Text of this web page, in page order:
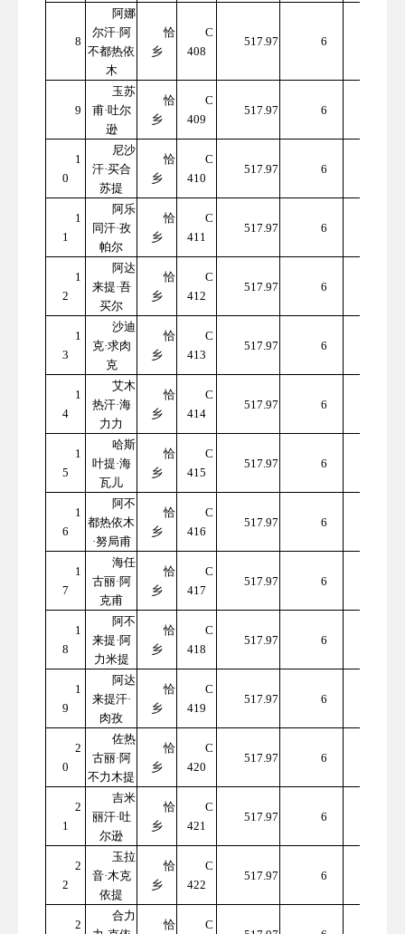
8
阿娜
尔汗·阿
不都热依
木
恰
乡
C
408
517.97 6
9
玉苏
甫·吐尔
逊
恰
乡
C
409
517.97 6
1
0
尼沙
汗·买合
苏提
恰
乡
C
410
517.97 6
1
1
阿乐
同汗·孜
帕尔
恰
乡
C
411
517.97 6
1
2
阿达
来提·吾
买尔
恰
乡
C
412
517.97 6
1
3
沙迪
克·求肉
克
恰
乡
C
413
517.97 6
1
4
艾木
热汗·海
力力
恰
乡
C
414
517.97 6
1
5
哈斯
叶提·海
瓦儿
恰
乡
C
415
517.97 6
1
6
阿不
都热依木
·努局甫
恰
乡
C
416
517.97 6
1
7
海任
古丽·阿
克甫
恰
乡
C
417
517.97 6
1
8
阿不
来提·阿
力米提
恰
乡
C
418
517.97 6
1
9
阿达
来提汗·
肉孜
恰
乡
C
419
517.97 6
2
0
佐热
古丽·阿
不力木提
恰
乡
C
420
517.97 6
2
1
吉米
丽汗·吐
尔逊
恰
乡
C
421
517.97 6
2
2
玉拉
音·木克
依提
恰
乡
C
422
517.97 6
2
合力
恰 C